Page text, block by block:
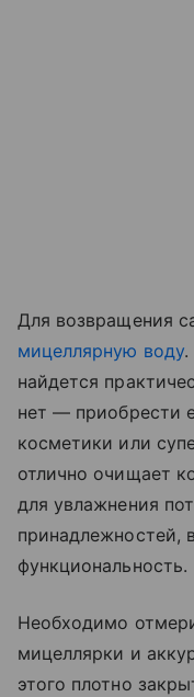
Для возвращения
мицеллярную воду.
найдется
нет — приобрести
косметики или
отлично очищает
для увлажнения
принадлежностей,
функциональность.
Необходимо
мицеллярки и
этого плотно